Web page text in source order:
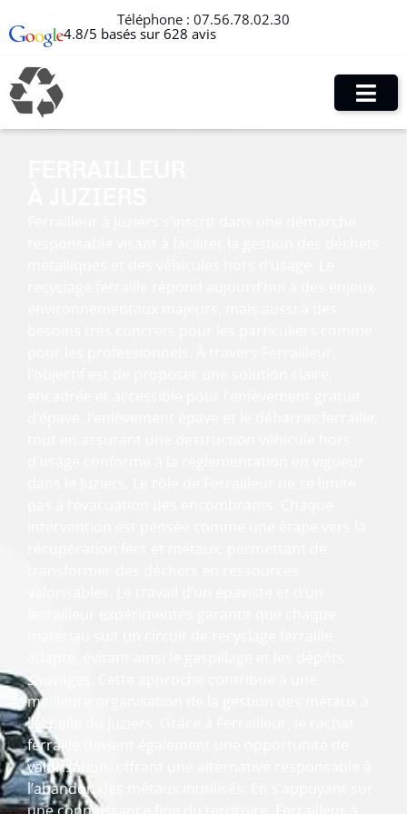
Téléphone : 07.56.78.02.30
4.8/5 basés sur 628 avis
sauvages. Cette approche contribue à une
meilleure organisation de la gestion des métaux à
l’échelle du Juziers. Grâce à Ferrailleur, le rachat
ferraille devient également une opportunité de
valorisation, offrant une alternative responsable à
l’abandon des métaux inutilisés. En s’appuyant sur